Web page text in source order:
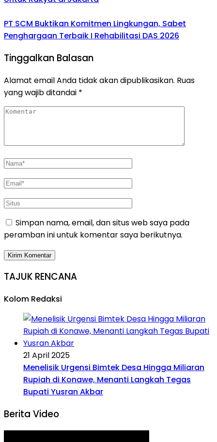
PT SCM Buktikan Komitmen Lingkungan, Sabet
Penghargaan Terbaik I Rehabilitasi DAS 2026
Tinggalkan Balasan
Alamat email Anda tidak akan dipublikasikan. Ruas
yang wajib ditandai *
Simpan nama, email, dan situs web saya pada
peramban ini untuk komentar saya berikutnya.
TAJUK RENCANA
Kolom Redaksi
21 April 2025
Menelisik Urgensi Bimtek Desa Hingga Miliaran
Rupiah di Konawe, Menanti Langkah Tegas
Bupati Yusran Akbar
Berita Video